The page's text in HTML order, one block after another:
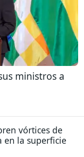
ministros a
vórtices de
en la superficie